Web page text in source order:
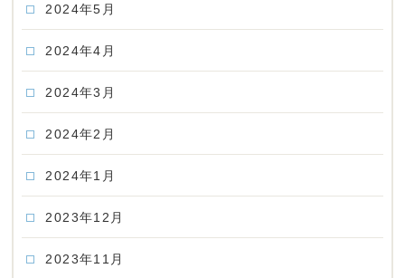
2024年5月
2024年4月
2024年3月
2024年2月
2024年1月
2023年12月
2023年11月